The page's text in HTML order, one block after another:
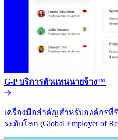
G-P บริการตัวแทนนายจ้าง™​​
เครื่องมือสำคัญสำหรับองค์กรที่
ระดับโลก (Global Employer of